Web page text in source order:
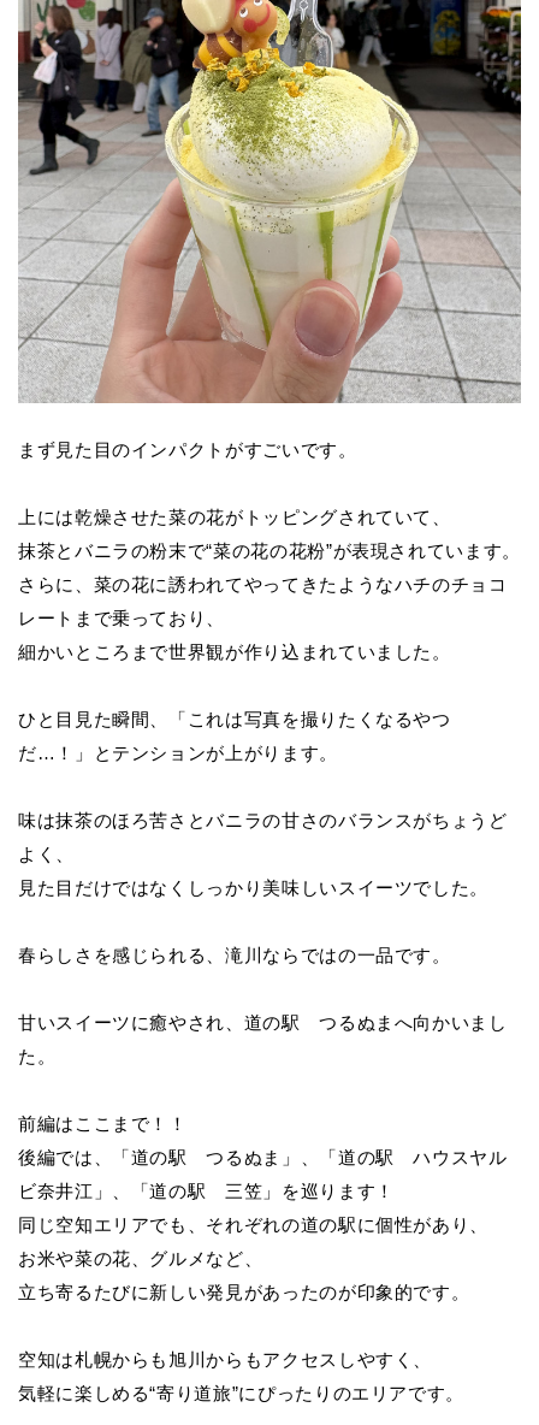
まず見た目のインパクトがすごいです。
上には乾燥させた菜の花がトッピングされていて、
抹茶とバニラの粉末で“菜の花の花粉”が表現されています。
さらに、菜の花に誘われてやってきたようなハチのチョコ
レートまで乗っており、
細かいところまで世界観が作り込まれていました。
ひと目見た瞬間、「これは写真を撮りたくなるやつ
だ…！」とテンションが上がります。
味は抹茶のほろ苦さとバニラの甘さのバランスがちょうど
よく、
見た目だけではなくしっかり美味しいスイーツでした。
春らしさを感じられる、滝川ならではの一品です。
甘いスイーツに癒やされ、道の駅 つるぬまへ向かいまし
た。
前編はここまで！！
後編では、「道の駅 つるぬま」、「道の駅 ハウスヤル
ビ奈井江」、「道の駅 三笠」を巡ります！
同じ空知エリアでも、それぞれの道の駅に個性があり、
お米や菜の花、グルメなど、
立ち寄るたびに新しい発見があったのが印象的です。
空知は札幌からも旭川からもアクセスしやすく、
気軽に楽しめる“寄り道旅”にぴったりのエリアです。